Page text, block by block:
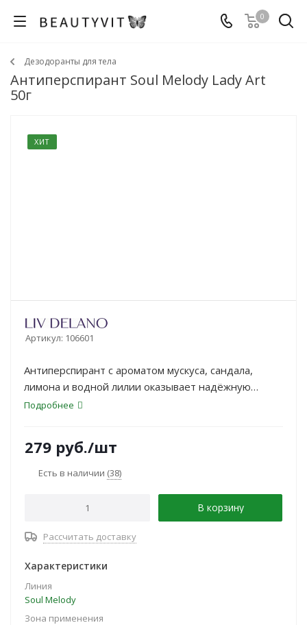
0
Дезодоранты для тела
Антиперспирант Soul Melody Lady Art
50г
ХИТ
Артикул: 106601
Антиперспирант с ароматом мускуса, сандала,
лимона и водной лилии оказывает надёжную
защиту в течение 24 часов, обеспечивает уход за
Подробнее
279 руб./шт
Есть в наличии (38)
В корзину
Рассчитать доставку
Характеристики
Линия
Soul Melody
Зона применения